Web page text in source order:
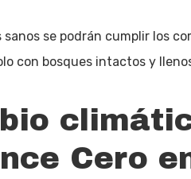
sanos se podrán cumplir los
con bosques intactos y
Cero